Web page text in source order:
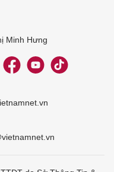
Minh Hưng